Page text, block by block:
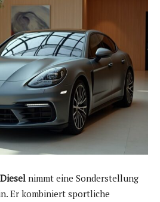
nimmt eine Sonderstellung
Er kombiniert sportliche